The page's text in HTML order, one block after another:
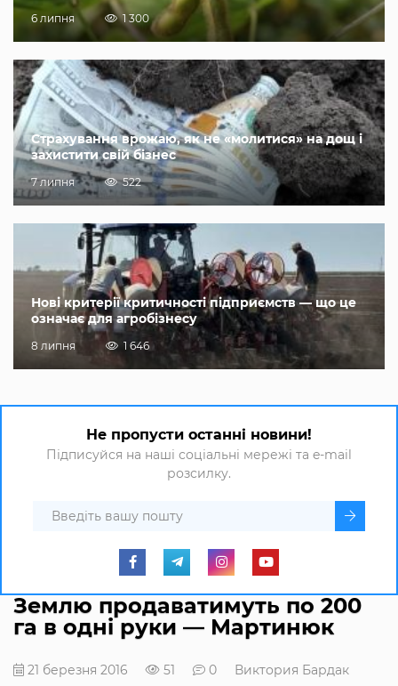
6 липня 1 300
Страхування врожаю, як не «молитися» на дощ і
захистити свій бізнес
7 липня 522
Нові критерії критичності підприємств — що це
означає для агробізнесу
8 липня 1 646
Не пропусти останні новини!
Підписуйся на наші соціальні мережі та e-mail
розсилку.
Землю продаватимуть по 200
га в одні руки — Мартинюк
21 березня 2016 51 0 Виктория Бардак